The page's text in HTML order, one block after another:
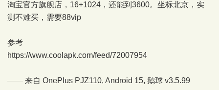
淘宝官方旗舰店，16+1024，还能到3600。坐标北京，实
测不难买，需要88vip
参考
https://www.coolapk.com/feed/72007954
—— 来自 OnePlus PJZ110, Android 15, 鹅球 v3.5.99